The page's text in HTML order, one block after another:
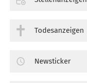
Todesanzeigen
Newsticker